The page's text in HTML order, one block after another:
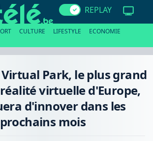
REPLAY
CULTURE LIFESTYLE ECONOMIE
Park, le plus grand
virtuelle d'Europe,
d'innover dans les
prochains mois